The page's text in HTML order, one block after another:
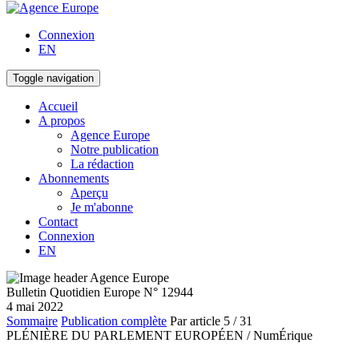
Connexion
EN
Toggle navigation
Accueil
A propos
Agence Europe
Notre publication
La rédaction
Abonnements
Aperçu
Je m'abonne
Contact
Connexion
EN
Bulletin Quotidien Europe N° 12944
4 mai 2022
Sommaire Publication complète Par article 5 / 31
PLÉNIÈRE DU PARLEMENT EUROPÉEN / NumÉrique